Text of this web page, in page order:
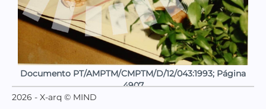
Documento PT/AMPTM/CMPTM/D/12/043:1993; Página
4907
2026 - X-arq © MIND